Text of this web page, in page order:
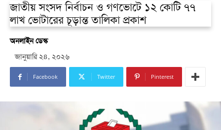
জাতীয় সংসদ নির্বাচন ও গণভোটে ১২ কোটি ৭৭
লাখ ভোটারের চূড়ান্ত তালিকা প্রকাশ
অনলাইন ডেস্ক
জানুয়ারি ২৪, ২০২৬
Facebook Twitter Pinterest